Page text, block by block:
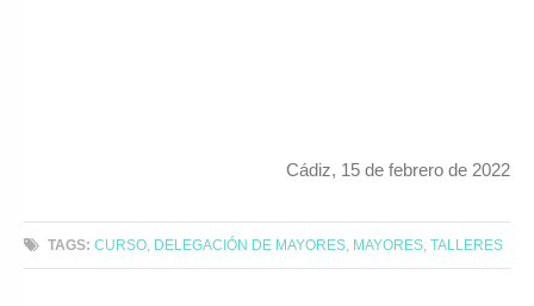
Cádiz, 15 de febrero de 2022
TAGS: CURSO DELEGACIÓN DE MAYORES MAYORES ,TALLERES